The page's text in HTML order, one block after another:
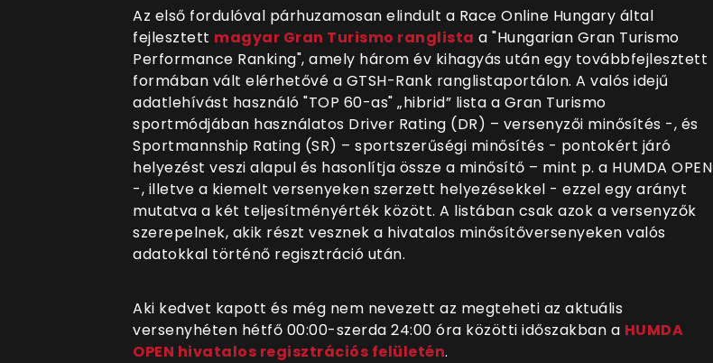
Az első fordulóval párhuzamosan elindult a Race Online Hungary által
fejlesztett magyar Gran Turismo ranglista a "Hungarian Gran Turismo
Performance Ranking", amely három év kihagyás után egy továbbfejlesztett
formában vált elérhetővé a GTSH-Rank ranglistaportálon. A valós idejű
adatlehívást használó "TOP 60-as" „hibrid” lista a Gran Turismo
sportmódjában használatos Driver Rating (DR) – versenyzői minősítés -, és
Sportmannship Rating (SR) – sportszerűségi minősítés - pontokért járó
helyezést veszi alapul és hasonlítja össze a minősítő – mint p. a HUMDA OPEN
-, illetve a kiemelt versenyeken szerzett helyezésekkel - ezzel egy arányt
mutatva a két teljesítményérték között. A listában csak azok a versenyzők
szerepelnek, akik részt vesznek a hivatalos minősítőversenyeken valós
adatokkal történő regisztráció után.
Aki kedvet kapott és még nem nevezett az megteheti az aktuális
versenyhéten hétfő 00:00-szerda 24:00 óra közötti időszakban a HUMDA
OPEN hivatalos regisztrációs felületén.